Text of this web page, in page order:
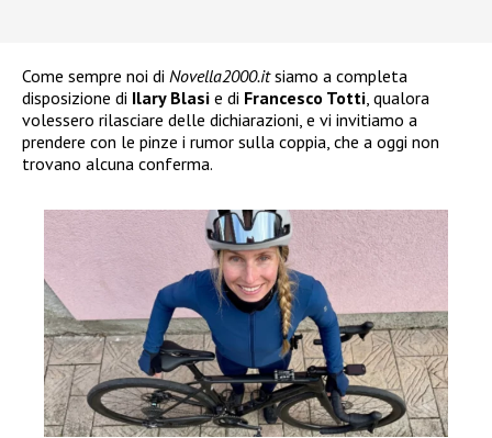
Come sempre noi di Novella2000.itsiamo a completa
disposizione di Ilary Blasi e di Francesco Totti , qualora
volessero rilasciare delle dichiarazioni, e vi invitiamo a
prendere con le pinze i rumor sulla coppia, che a oggi non
trovano alcuna conferma.